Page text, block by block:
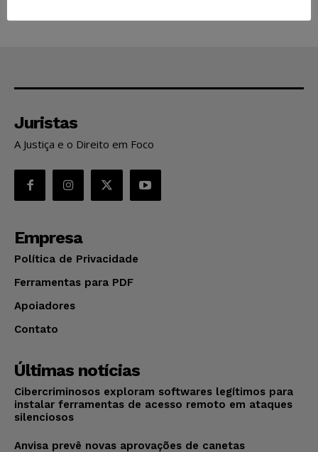
Juristas
A Justiça e o Direito em Foco
Empresa
Política de Privacidade
Ferramentas para PDF
Apoiadores
Contato
Últimas notícias
Cibercriminosos exploram softwares legítimos para
instalar ferramentas de acesso remoto em ataques
silenciosos
Anvisa prevê novas aprovações de canetas